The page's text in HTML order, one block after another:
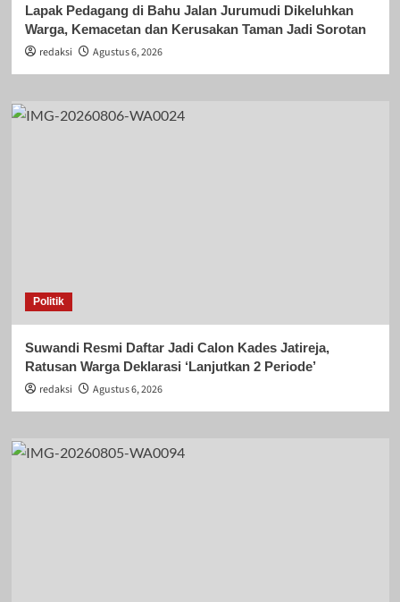
Lapak Pedagang di Bahu Jalan Jurumudi Dikeluhkan
Warga, Kemacetan dan Kerusakan Taman Jadi Sorotan
redaksi
Agustus 6, 2026
Politik
Suwandi Resmi Daftar Jadi Calon Kades Jatireja,
Ratusan Warga Deklarasi ‘Lanjutkan 2 Periode’
redaksi
Agustus 6, 2026